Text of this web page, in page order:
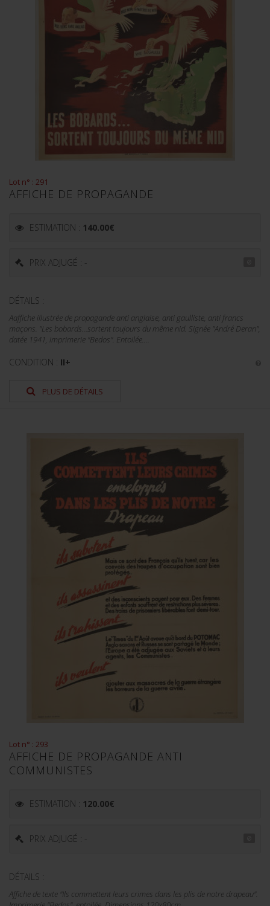
Lot n° : 291
AFFICHE DE PROPAGANDE
ESTIMATION : 140.00€
PRIX ADJUGÉ : -
DÉTAILS :
Aaffiche illustrée de propagande anti anglaise, anti gaulliste, anti francs
maçons. "Les bobards…sortent toujours du même nid. Signée "André Deran",
datée 1941, imprimerie "Bedos". Entoilée....
CONDITION : II+
PLUS DE DÉTAILS
Lot n° : 293
AFFICHE DE PROPAGANDE ANTI
COMMUNISTES
ESTIMATION : 120.00€
PRIX ADJUGÉ : -
DÉTAILS :
Affiche de texte "Ils commettent leurs crimes dans les plis de notre drapeau".